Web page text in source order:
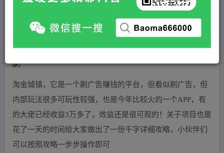
站长QQ：1970819299
淘金城镇，它是一个刷广告赚钱的平台，但看似刷广告，但
内部玩法很多可玩性较强，也是今年比较火的一个APP，有
的大佬已经收益3万多了，效益还是很可观的！关于项目也是
花了一天的时间给大家做出了一份千字详细攻略，小伙伴们
可以按照攻略一步步操作即可